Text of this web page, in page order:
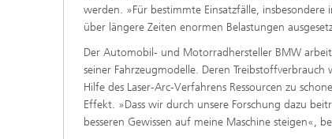
werden. »Für bestimmte Einsatzfälle,
über längere Zeiten enormen Belastungen
Der Automobil- und Motorradhersteller BMW
seiner Fahrzeugmodelle. Deren
Hilfe des Laser-Arc-Verfahrens Ressourcen zu
Effekt. »Dass wir durch unsere Forschung dazu
besseren Gewissen auf meine Maschine steigen«,